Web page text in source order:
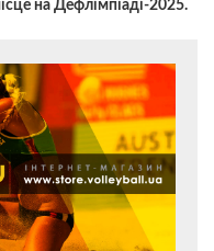
на Дефлімпіаді-2025.